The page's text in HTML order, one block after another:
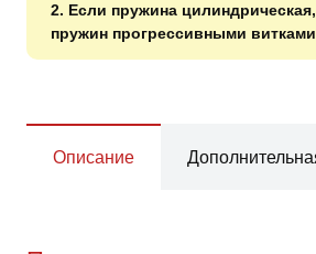
2. Если пружина
пружин прогрессивными
Описание